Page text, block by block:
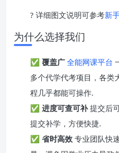
? 详细图文说明可参考新
为什么选择我们
✅ 覆盖广 全能网课平台
多个代学代考项目，各
程几乎都能可操作.
✅ 进度可查可补提交后
提交补学，方便快捷.
✅ 省时高效 专业团队快